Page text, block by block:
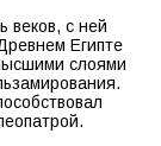
веков, с ней
Египте
слоями